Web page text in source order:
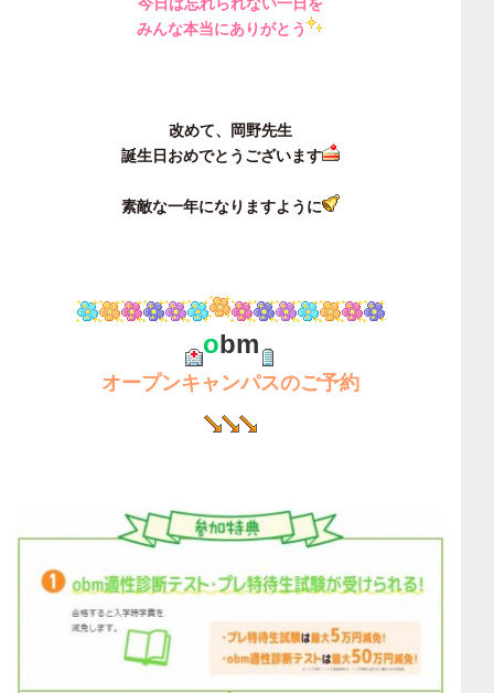
みんな本当にありがとう
改めて、岡野先生
誕生日おめでとうございます
素敵な一年になりますように
obm
オープンキャンパスのご予約